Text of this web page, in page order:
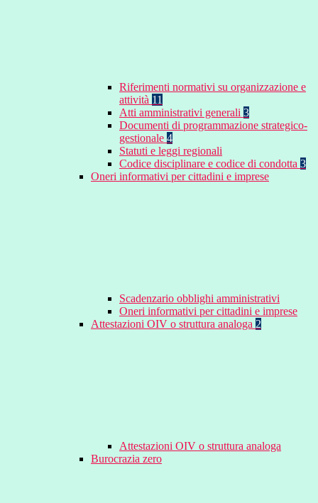
Riferimenti normativi su organizzazione e
attività 11
Atti amministrativi generali 3
Documenti di programmazione strategico-
gestionale 4
Statuti e leggi regionali
Codice disciplinare e codice di condotta 3
Oneri informativi per cittadini e imprese
Scadenzario obblighi amministrativi
Oneri informativi per cittadini e imprese
Attestazioni OIV o struttura analoga 2
Attestazioni OIV o struttura analoga
Burocrazia zero